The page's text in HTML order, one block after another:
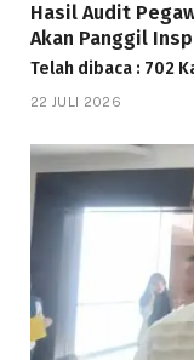
Hasil Audit
Akan Panggil
Telah dibaca : 702
22 JULI 2026